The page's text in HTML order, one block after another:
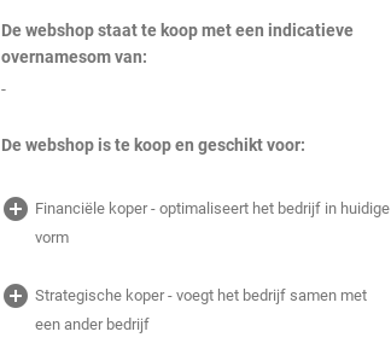
De webshop staat te koop met een indicatieve
overnamesom van:
-
De webshop is te koop en geschikt voor:
add_circle Financiële koper - optimaliseert het bedrijf in huidige
vorm
add_circle Strategische koper - voegt het bedrijf samen met
een ander bedrijf